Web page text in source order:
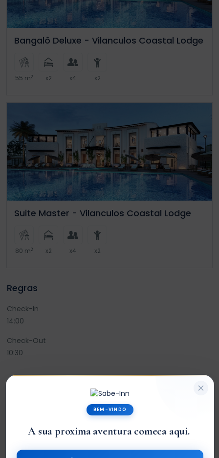
Bangalô Deluxe - Vilanculos Coastal Lodge
55 m2 x2 x4 x2
Suite Master - Vilanculos Coastal Lodge
80 m2 x2 x4 x2
Regras
Check-In
14:00
Check-Out
10:30
0
BEM-VINDO
A sua proxima aventura comeca aqui.